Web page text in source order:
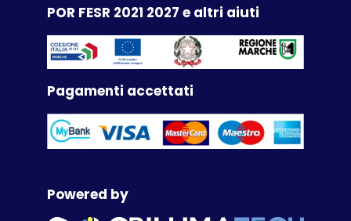
POR FESR 2021 2027 e altri aiuti
Pagamenti accettati
Powered by